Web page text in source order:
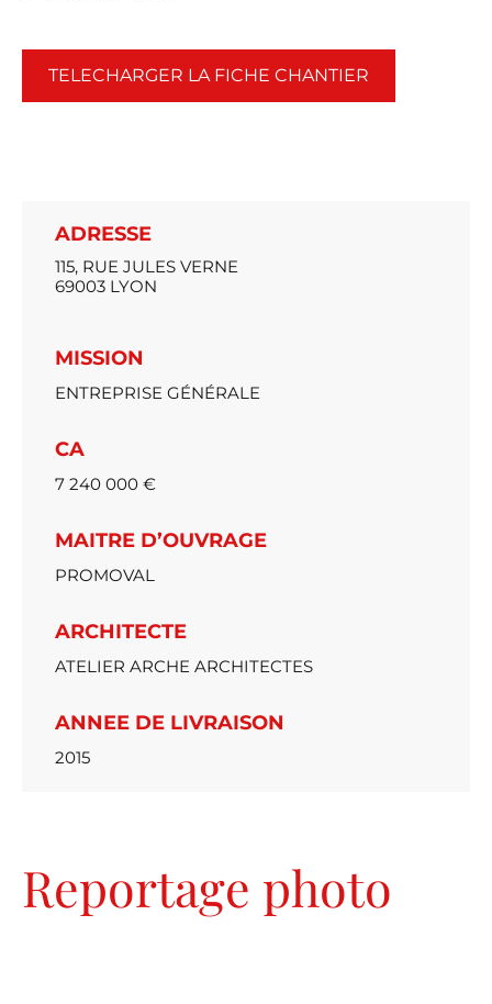
TELECHARGER LA FICHE CHANTIER
ADRESSE
115, RUE JULES VERNE
69003 LYON
MISSION
ENTREPRISE GÉNÉRALE
CA
7 240 000 €
MAITRE D’OUVRAGE
PROMOVAL
ARCHITECTE
ATELIER ARCHE ARCHITECTES
ANNEE DE LIVRAISON
2015
Reportage photo